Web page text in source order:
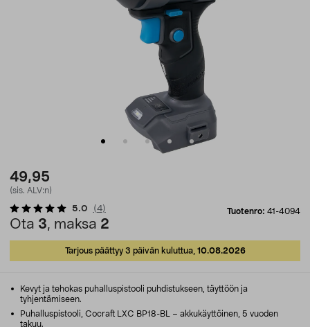
49,95
(sis. ALV:n)
Tuotenro: 41-4094
5.0 (4)
Ota 3, maksa 2
Tarjous päättyy 3 päivän kuluttua, 10.08.2026
Kevyt ja tehokas puhalluspistooli puhdistukseen, täyttöön ja
tyhjentämiseen.
Puhalluspistooli, Cocraft LXC BP18-BL – akkukäyttöinen, 5 vuoden
takuu.